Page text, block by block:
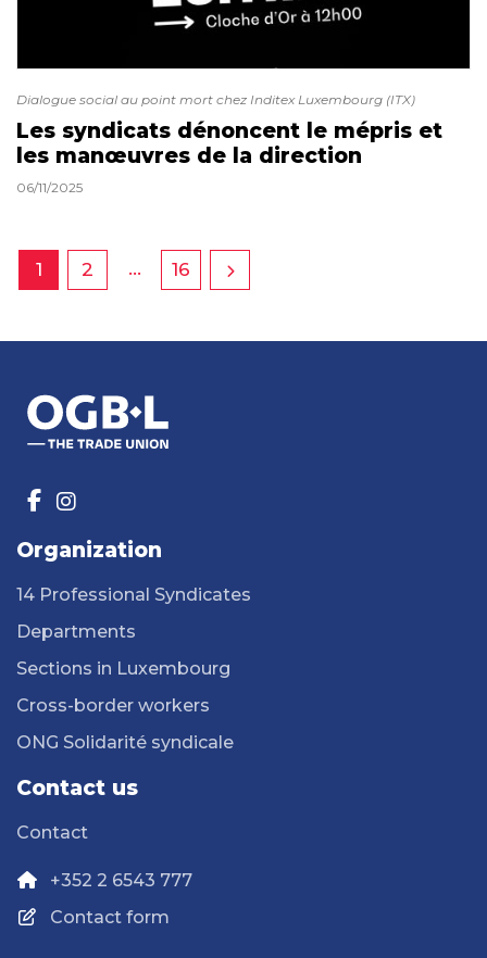
Dialogue social au point mort chez Inditex Luxembourg (ITX)
Les syndicats dénoncent le mépris et
les manœuvres de la direction
06/11/2025
1 2 … 16
Organization
14 Professional Syndicates
Departments
Sections in Luxembourg
Cross-border workers
ONG Solidarité syndicale
Contact us
Contact
+352 2 6543 777
Contact form